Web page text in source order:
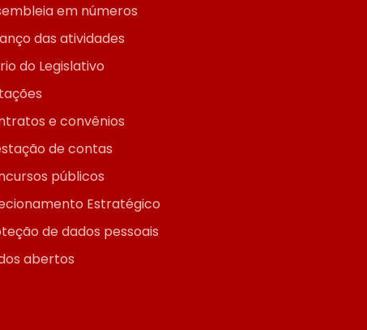
em números
das atividades
do Legislativo
e convênios
de contas
públicos
Estratégico
de dados pessoais
abertos